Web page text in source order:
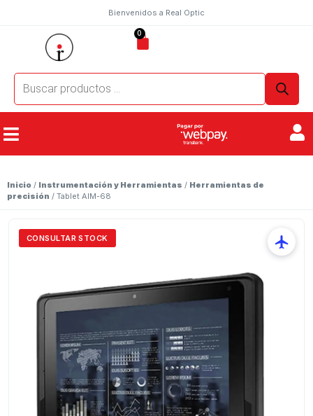
Bienvenidos a Real Optic
0
Inicio / Instrumentación y Herramientas / Herramientas de
precisión / Tablet AIM-68
CONSULTAR STOCK